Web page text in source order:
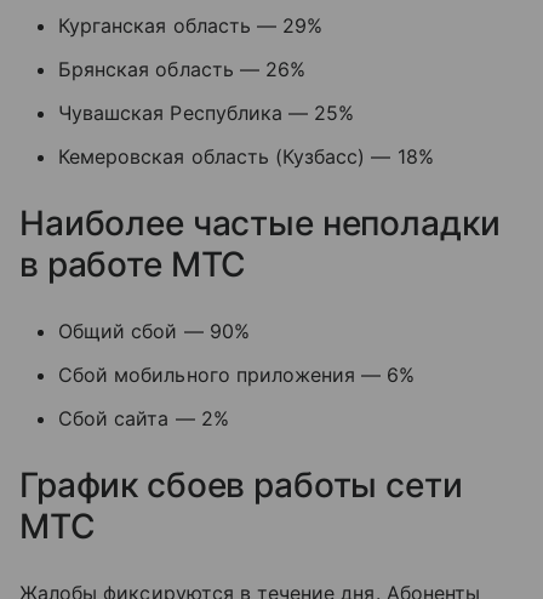
Курганская область — 29%
Брянская область — 26%
Чувашская Республика — 25%
Кемеровская область (Кузбасс) — 18%
Наиболее частые неполадки
в работе МТС
Общий сбой — 90%
Сбой мобильного приложения — 6%
Сбой сайта — 2%
График сбоев работы сети
МТС
Жалобы фиксируются в течение дня. Абоненты